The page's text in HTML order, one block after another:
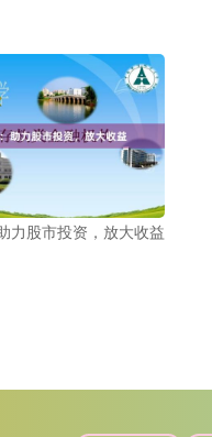
力股市投资，放大收益